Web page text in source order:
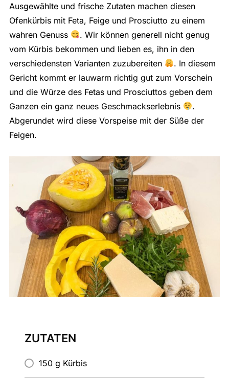
Ausgewählte und frische Zutaten machen diesen
Ofenkürbis mit Feta, Feige und Prosciutto zu einem
wahren Genuss
. Wir können generell nicht genug
vom Kürbis bekommen und lieben es, ihn in den
verschiedensten Varianten zuzubereiten
. In diesem
Gericht kommt er lauwarm richtig gut zum Vorschein
und die Würze des Fetas und Prosciuttos geben dem
Ganzen ein ganz neues Geschmackserlebnis
.
Abgerundet wird diese Vorspeise mit der Süße der
Feigen.
ZUTATEN
150 g Kürbis